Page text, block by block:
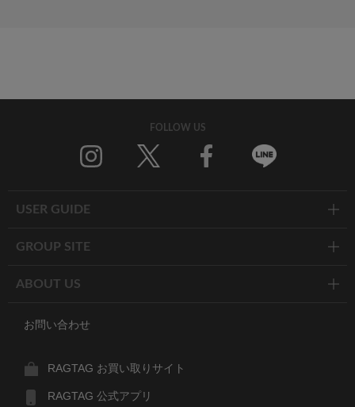
FOLLOW US
USER GUIDE
GROUP SITE
ABOUT US
お問い合わせ
RAGTAG お買い取りサイト
RAGTAG 公式アプリ